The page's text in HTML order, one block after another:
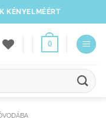
KÉNYELMÉÉRT
0